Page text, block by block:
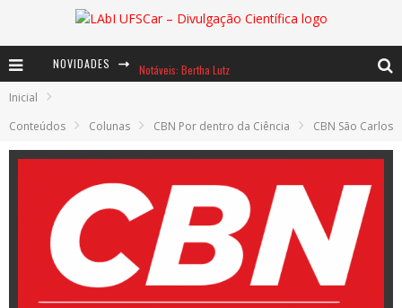
NOVIDADES Notáveis: Bertha Lutz
Ents: a voz das florestas
Inicial
Conteúdos
Colunas CBN Por dentro da Ciência CBN São Carlos